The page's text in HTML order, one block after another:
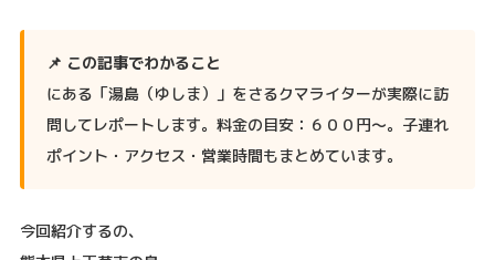
📌 この記事でわかること
にある「湯島（ゆしま）」をさるクマライターが実際に訪
問してレポートします。料金の目安：６００円〜。子連れ
ポイント・アクセス・営業時間もまとめています。
今回紹介するの、